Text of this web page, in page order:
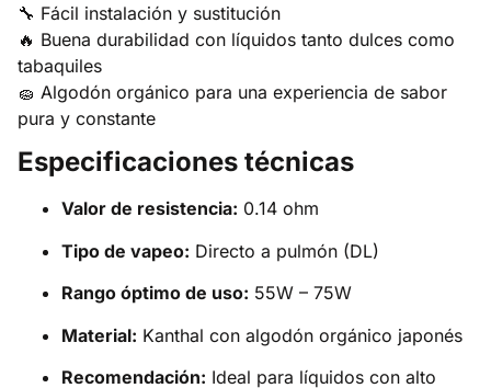
🔧 Fácil instalación y sustitución
🔥 Buena durabilidad con líquidos tanto dulces como
tabaquiles
🧽 Algodón orgánico para una experiencia de sabor
pura y constante
Especificaciones técnicas
Valor de resistencia: 0.14 ohm
Tipo de vapeo: Directo a pulmón (DL)
Rango óptimo de uso: 55W – 75W
Material: Kanthal con algodón orgánico japonés
Recomendación: Ideal para líquidos con alto